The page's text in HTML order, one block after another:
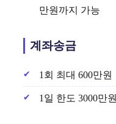
만원까지 가능
계좌송금
1회 최대 600만원
1일 한도 3000만원